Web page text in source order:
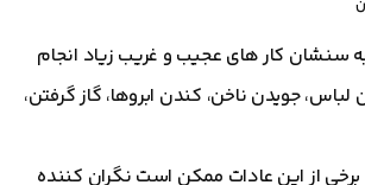
سنشان کار های عجیب و غریب زیاد انجام
جویدن ناخن، کندن ابروها، گاز گرفتن،
از این عادات ممکن است نگران کننده